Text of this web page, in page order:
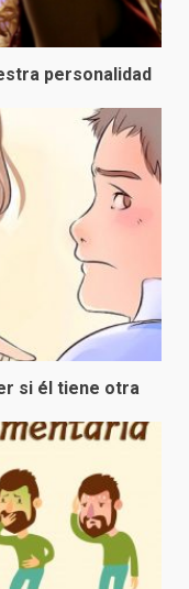
personalidad
si él tiene otra